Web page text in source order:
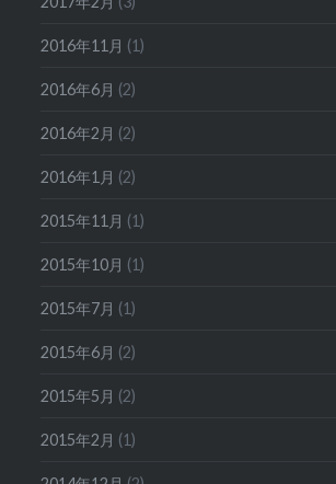
2016年11月 (1)
2016年6月 (2)
2016年2月 (2)
2016年1月 (2)
2015年11月 (1)
2015年10月 (1)
2015年7月 (1)
2015年6月 (2)
2015年5月 (2)
2015年2月 (1)